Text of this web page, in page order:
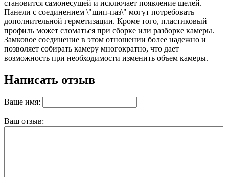
становится самонесущей и исключает появление щелей.
Панели с соединением \"шип-паз\" могут потребовать
дополнительной герметизации. Кроме того, пластиковый
профиль может сломаться при сборке или разборке камеры.
Замковое соединение в этом отношении более надежно и
позволяет собирать камеру многократно, что дает
возможность при необходимости изменить объем камеры.
Написать отзыв
Ваше имя:
Ваш отзыв: